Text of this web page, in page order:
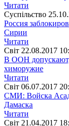
Читати
Суспiльство
Россия
Сирии
Читати
Свiт 22.08.2017
В ООН
химоружие
Читати
Свiт 06.07.2017
СМИ: Войска
Дамаска
Читати
Свiт 21.04.2017